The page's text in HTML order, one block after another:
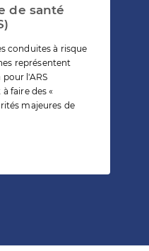
de santé
conduites à risque
représentent
l'ARS
faire des «
majeures de